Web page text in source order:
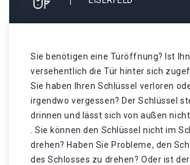
Sie benötigen eine Türöffnung? Ist
versehentlich die Tür hinter sich
Sie haben Ihren Schlüssel verloren
irgendwo vergessen? Der Schlüssel
drinnen und lässt sich von außen
. Sie können den Schlüssel nicht im
drehen? Haben Sie Probleme, den
des Schlosses zu drehen? Oder ist der